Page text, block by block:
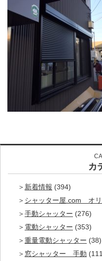
カ
新着情報 (394)
シャッター屋.com オ
手動シャッター (276)
電動シャッター (353)
重量電動シャッター (38)
窓シャッター 手動